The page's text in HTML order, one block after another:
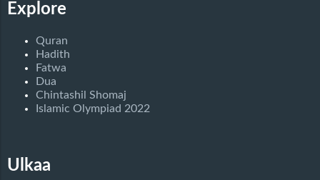
Explore
Quran
Hadith
Fatwa
Dua
Chintashil Shomaj
Islamic Olympiad 2022
Ulkaa